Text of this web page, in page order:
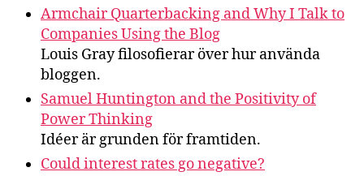
Armchair Quarterbacking and Why I Talk to
Companies Using the Blog
Louis Gray filosofierar över hur använda
bloggen.
Samuel Huntington and the Positivity of
Power Thinking
Idéer är grunden för framtiden.
Could interest rates go negative?